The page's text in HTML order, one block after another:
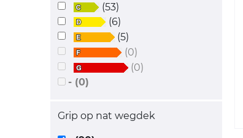
(53)
(6)
(5)
(0)
(0)
- (0)
Grip op nat wegdek